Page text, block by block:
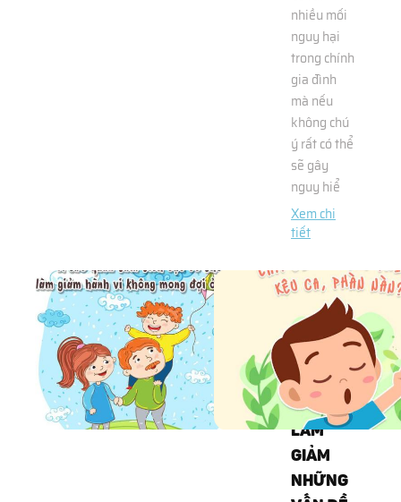
nhiều mối
nguy hại
trong chính
gia đình
mà nếu
không chú
ý rất có thể
sẽ gây
nguy hiể
Xem chi
tiết
VÌ SAO
QUAN
TÂM
TÍCH
CỰC
CÓ THỂ
LÀM
GIẢM
NHỮNG